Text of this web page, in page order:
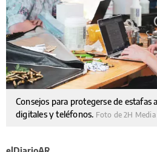
Consejos para protegerse de estafas
digitales y teléfonos. Foto de 2H